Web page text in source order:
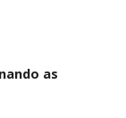
as